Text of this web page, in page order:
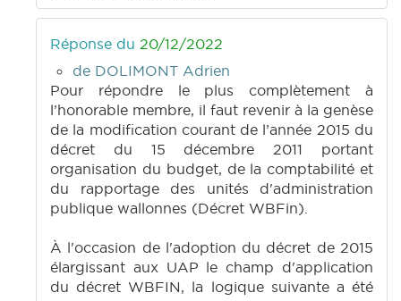
Réponse du 20/12/2022
de DOLIMONT Adrien
Pour répondre le plus complètement à
l’honorable membre, il faut revenir à la genèse
de la modification courant de l’année 2015 du
décret du 15 décembre 2011 portant
organisation du budget, de la comptabilité et
du rapportage des unités d'administration
publique wallonnes (Décret WBFin).
À l'occasion de l'adoption du décret de 2015
élargissant aux UAP le champ d'application
du décret WBFIN, la logique suivante a été